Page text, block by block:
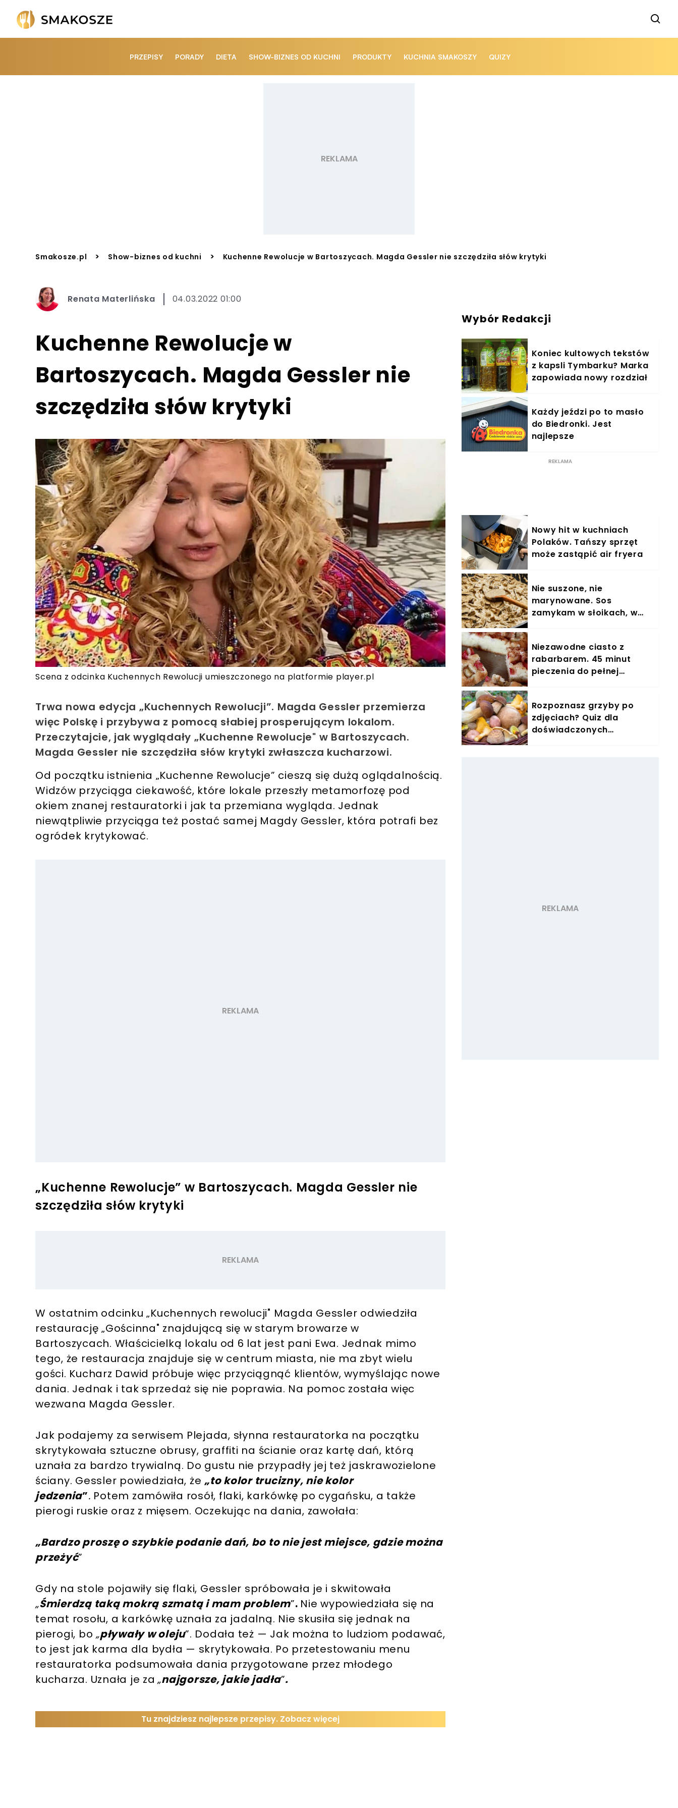
PRZEPISY PORADY DIETA SHOW-BIZNES OD KUCHNI PRODUKTY KUCHNIA SMAKOSZY QUIZY
Smakosze.pl > Show-biznes od kuchni > Kuchenne Rewolucje w Bartoszycach. Magda Gessler nie szczędziła słów krytyki
Renata Materlińska 04.03.2022 01:00
Kuchenne Rewolucje w
Bartoszycach. Magda Gessler nie
szczędziła słów krytyki
Scena z odcinka Kuchennych Rewolucji umieszczonego na platformie player.pl
Trwa nowa edycja „Kuchennych Rewolucji”. Magda Gessler przemierza
więc Polskę i przybywa z pomocą słabiej prosperującym lokalom.
Przeczytajcie, jak wyglądały „Kuchenne Rewolucje" w Bartoszycach.
Magda Gessler nie szczędziła słów krytyki zwłaszcza kucharzowi.
Od początku istnienia „Kuchenne Rewolucje” cieszą się dużą oglądalnością.
Widzów przyciąga ciekawość, które lokale przeszły metamorfozę pod
okiem znanej restauratorki i jak ta przemiana wygląda. Jednak
niewątpliwie przyciąga też postać samej Magdy Gessler, która potrafi bez
ogródek krytykować.
„Kuchenne Rewolucje” w Bartoszycach. Magda Gessler nie
szczędziła słów krytyki
W ostatnim odcinku „Kuchennych rewolucji" Magda Gessler odwiedziła
restaurację „Gościnna" znajdującą się w starym browarze w
Bartoszycach. Właścicielką lokalu od 6 lat jest pani Ewa. Jednak mimo
tego, że restauracja znajduje się w centrum miasta, nie ma zbyt wielu
gości. Kucharz Dawid próbuje więc przyciągnąć klientów, wymyślając nowe
dania. Jednak i tak sprzedaż się nie poprawia. Na pomoc została więc
wezwana Magda Gessler.
Jak podajemy za serwisem Plejada, słynna restauratorka na początku
skrytykowała sztuczne obrusy, graffiti na ścianie oraz kartę dań, którą
uznała za bardzo trywialną. Do gustu nie przypadły jej też jaskrawozielone
ściany. Gessler powiedziała, że „to kolor trucizny, nie kolor
jedzenia”. Potem zamówiła rosół, flaki, karkówkę po cygańsku, a także
pierogi ruskie oraz z mięsem. Oczekując na dania, zawołała:
„Bardzo proszę o szybkie podanie dań, bo to nie jest miejsce, gdzie można
przeżyć”
Gdy na stole pojawiły się flaki, Gessler spróbowała je i skwitowała
„Śmierdzą taką mokrą szmatą i mam problem”. Nie wypowiedziała się na
temat rosołu, a karkówkę uznała za jadalną. Nie skusiła się jednak na
pierogi, bo „pływały w oleju”. Dodała też — Jak można to ludziom podawać,
to jest jak karma dla bydła — skrytykowała. Po przetestowaniu menu
restauratorka podsumowała dania przygotowane przez młodego
kucharza. Uznała je za „najgorsze, jakie jadła”.
Wybór Redakcji
Koniec kultowych tekstów
z kapsli Tymbarku? Marka
zapowiada nowy rozdział
Każdy jeździ po to masło
do Biedronki. Jest
najlepsze
Nowy hit w kuchniach
Polaków. Tańszy sprzęt
może zastąpić air fryera
Nie suszone, nie
marynowane. Sos
zamykam w słoikach, w
Niezawodne ciasto z
rabarbarem. 45 minut
pieczenia do pełnej
Rozpoznasz grzyby po
zdjęciach? Quiz dla
doświadczonych